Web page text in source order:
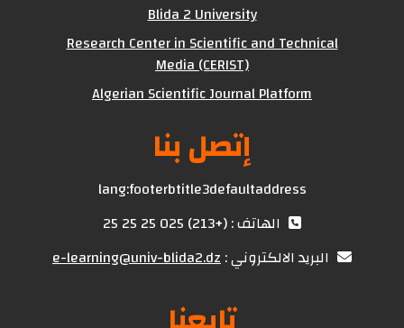
Blida 2 University
Research Center in Scientific and Technical
Media (CERIST)
Algerian Scientific Journal Platform
إتصل بنا
lang:footerbtitle3defaultaddress
الهاتف : (+213) 025 25 25 25
البريد الالكتروني :e-learning@univ-blida2.dz